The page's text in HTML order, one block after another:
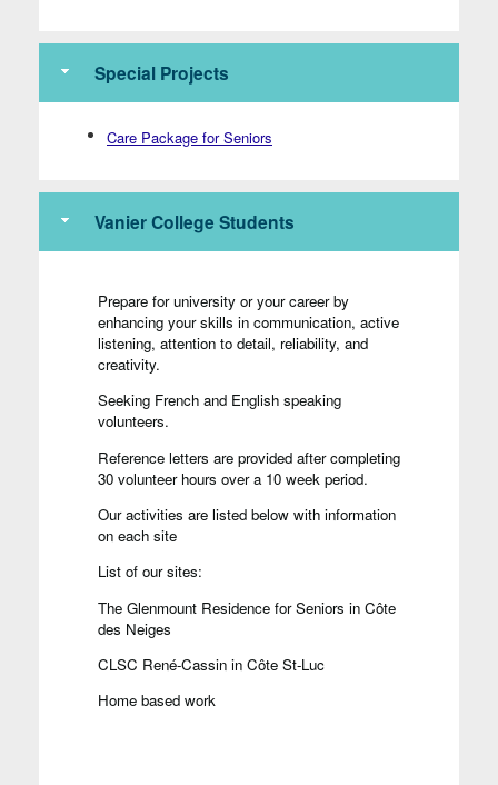
Special Projects
Care Package for Seniors
Vanier College Students
Prepare for university or your career by
enhancing your skills in communication, active
listening, attention to detail, reliability, and
creativity.
Seeking French and English speaking
volunteers.
Reference letters are provided after completing
30 volunteer hours over a 10 week period.
Our activities are listed below with information
on each site
List of our sites:
The Glenmount Residence for Seniors in Côte
des Neiges
CLSC René-Cassin in Côte St-Luc
Home based work